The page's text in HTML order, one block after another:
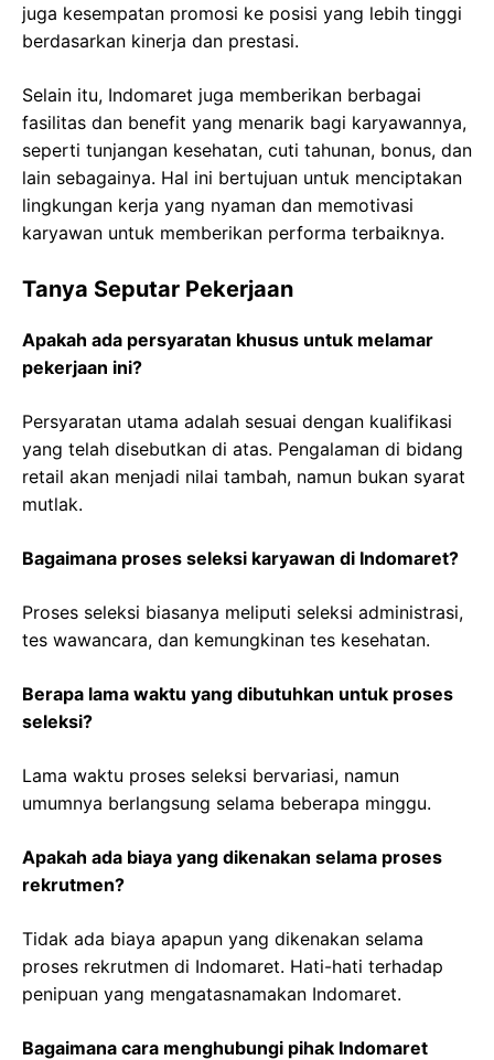
juga kesempatan promosi ke posisi yang lebih tinggi
berdasarkan kinerja dan prestasi.
Selain itu, Indomaret juga memberikan berbagai
fasilitas dan benefit yang menarik bagi karyawannya,
seperti tunjangan kesehatan, cuti tahunan, bonus, dan
lain sebagainya. Hal ini bertujuan untuk menciptakan
lingkungan kerja yang nyaman dan memotivasi
karyawan untuk memberikan performa terbaiknya.
Tanya Seputar Pekerjaan
Apakah ada persyaratan khusus untuk melamar
pekerjaan ini?
Persyaratan utama adalah sesuai dengan kualifikasi
yang telah disebutkan di atas. Pengalaman di bidang
retail akan menjadi nilai tambah, namun bukan syarat
mutlak.
Bagaimana proses seleksi karyawan di Indomaret?
Proses seleksi biasanya meliputi seleksi administrasi,
tes wawancara, dan kemungkinan tes kesehatan.
Berapa lama waktu yang dibutuhkan untuk proses
seleksi?
Lama waktu proses seleksi bervariasi, namun
umumnya berlangsung selama beberapa minggu.
Apakah ada biaya yang dikenakan selama proses
rekrutmen?
Tidak ada biaya apapun yang dikenakan selama
proses rekrutmen di Indomaret. Hati-hati terhadap
penipuan yang mengatasnamakan Indomaret.
Bagaimana cara menghubungi pihak Indomaret